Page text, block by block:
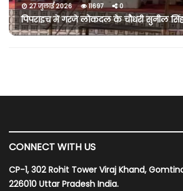
27 जुलाई 2026 11697 0
पिपराइच में गरजे लोकदल के चौधरी सुनील
CONNECT WITH US
CP-1, 302 Rohit Tower Viraj Khand,
226010 Uttar Pradesh India.